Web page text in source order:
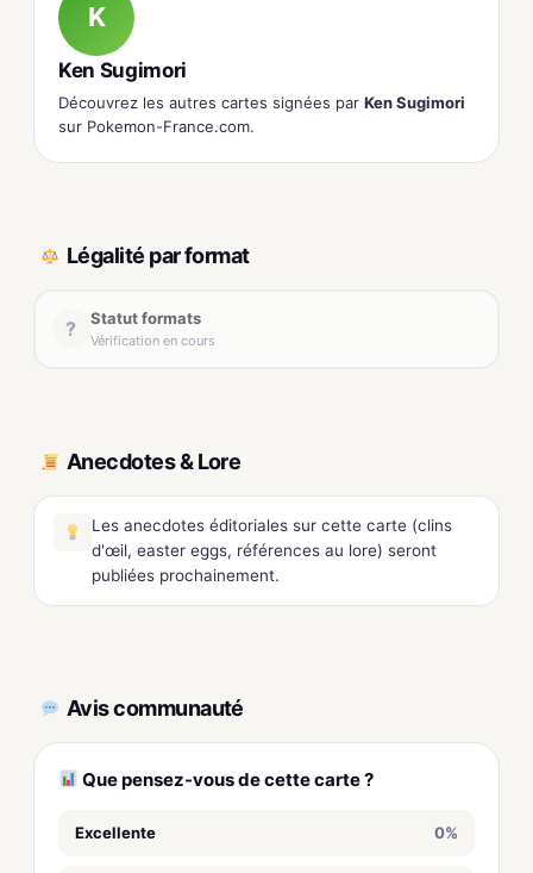
K
Ken Sugimori
Découvrez les autres cartes signées par Ken Sugimori
sur Pokemon-France.com.
Légalité par format
? Statut formats
Vérification en cours
Anecdotes & Lore
Les anecdotes éditoriales sur cette carte (clins
d'œil, easter eggs, références au lore) seront
publiées prochainement.
Avis communauté
Que pensez-vous de cette carte ?
Excellente 0%